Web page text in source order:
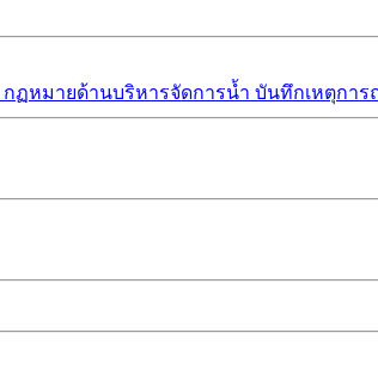
กฏหมายด้านบริหารจัดการน้ำ บันทึกเหตุกา